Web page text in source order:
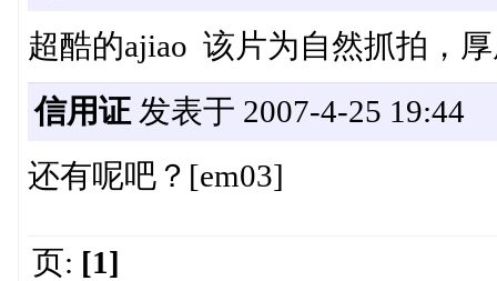
超酷的ajiao 该片为自然抓拍，
信用证发表于 2007-4-25 19:44
还有呢吧？[em03]
页: [1]